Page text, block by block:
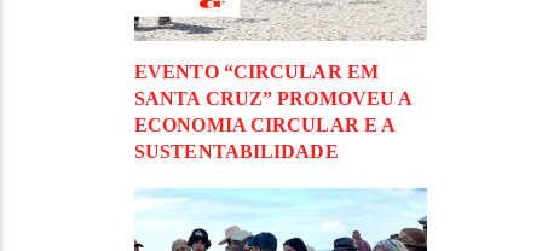
EVENTO “CIRCULAR EM
SANTA CRUZ” PROMOVEU A
ECONOMIA CIRCULAR E A
SUSTENTABILIDADE